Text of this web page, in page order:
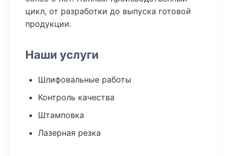
цикл, от разработки до выпуска готовой
продукции.
Наши услуги
Шлифовальные работы
Контроль качества
Штамповка
Лазерная резка